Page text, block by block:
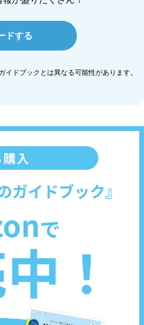
ドする
ドブックとは異なる可能性があります。